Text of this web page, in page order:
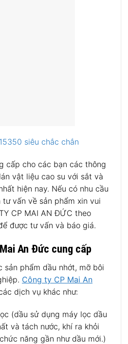
siêu chắc chắn
cấp cho các bạn các thông
vật liệu cao su với sắt và
hiện nay. Nếu có nhu cầu
tư vấn về sản phẩm xin vui
CP MAI AN ĐỨC theo
được tư vấn và báo giá.
An Đức cung cấp
sản phẩm dầu nhớt, mỡ bôi
Công ty CP Mai An
dịch vụ khác như:
(dầu sử dụng máy lọc dầu
và tách nước, khí ra khỏi
năng gần như dầu mới.)